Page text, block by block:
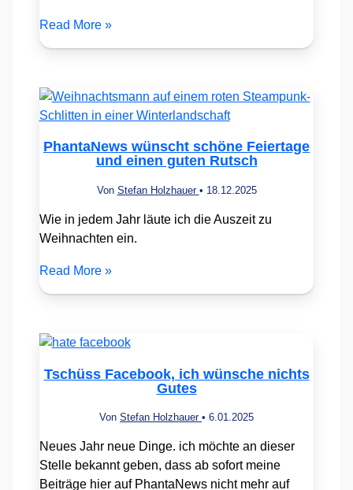
Read More »
PhantaNews wünscht schöne Feiertage
und einen guten Rutsch
Von Stefan Holzhauer • 18.12.2025
Wie in jedem Jahr läute ich die Auszeit zu
Weihnachten ein.
Read More »
Tschüss Facebook, ich wünsche nichts
Gutes
Von Stefan Holzhauer • 6.01.2025
Neues Jahr neue Dinge. ich möchte an dieser
Stelle bekannt geben, dass ab sofort meine
Beiträge hier auf PhantaNews nicht mehr auf